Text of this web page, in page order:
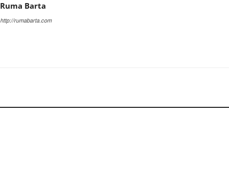
Ruma Barta
http://rumabarta.com